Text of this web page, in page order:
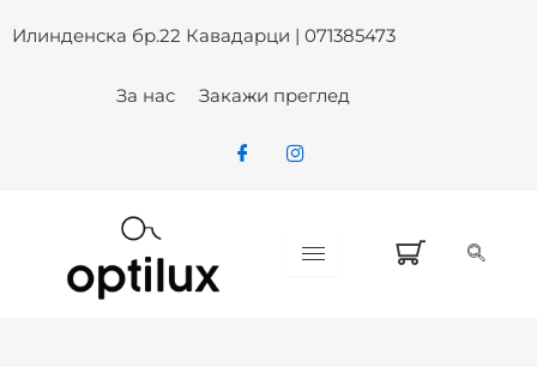
toИлинденска бр.22 Кавадарци | 071385473
За нас Закажи преглед